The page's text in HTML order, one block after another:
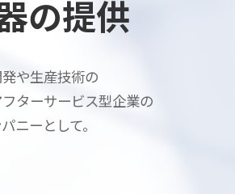
の提供
や生産技術の
フターサービス型企業の
ニーとして。